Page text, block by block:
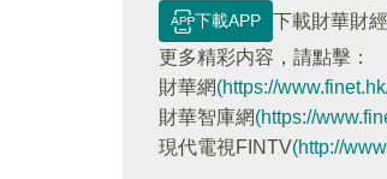
下載APP
下載財華財
更多精彩内容，請點擊：
財華網(https://
財華智庫網(https://
現代電視FINTV(http://